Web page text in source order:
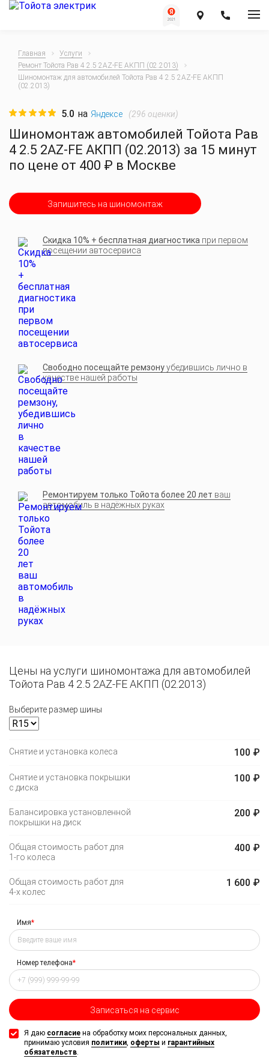
Главная
Услуги
Ремонт Тойота Рав 4 2.5 2AZ-FE АКПП (02.2013)
Шиномонтаж для автомобилей Тойота Рав 4 2.5 2AZ-FE АКПП
(02.2013)
Шиномонтаж автомобилей Тойота Рав
4 2.5 2AZ-FE АКПП (02.2013) за 15 минут
по цене от 400 ₽ в Москве
5.0 на Яндексе (296 оценки)
Запишитесь на шиномонтаж
Скидка 10% + бесплатная диагностика при первом
посещении автосервиса
Свободно посещайте ремзонуубедившись лично в
качестве нашей работы
Ремонтируем только Тойота более 20 лет ваш
автомобиль в надёжных руках
Цены на услуги шиномонтажа для автомобилей
Тойота Рав 4 2.5 2AZ-FE АКПП (02.2013)
Выберите размер шины
Снятие и установка колеса 100 ₽
Снятие и установка покрышки
с диска
100 ₽
Балансировка установленной
покрышки на диск
200 ₽
Общая стоимость работ для
1-го колеса
400 ₽
Общая стоимость работ для
4-х колес
1 600 ₽
Имя*
Номер телефона*
Записаться на сервис
Я даю согласие на обработку моих персональных данных,
принимаю условия политики, оферты и гарантийных
обязательств.